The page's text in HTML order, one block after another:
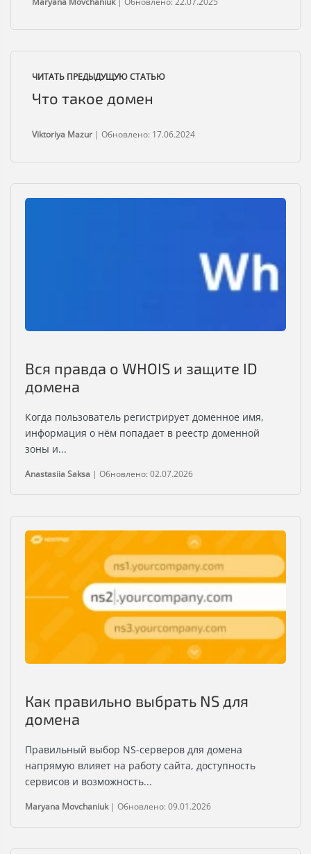
ЧИТАТЬ ПРЕДЫДУЩУЮ СТАТЬЮ
Что такое домен
Viktoriya Mazur | Обновлено: 17.06.2024
Вся правда о WHOIS и защите ID
домена
Когда пользователь регистрирует доменное имя,
информация о нём попадает в реестр доменной
зоны и...
Anastasiia Saksa | Обновлено: 02.07.2026
Как правильно выбрать NS для
домена
Правильный выбор NS-серверов для домена
напрямую влияет на работу сайта, доступность
сервисов и возможность...
Maryana Movchaniuk| Обновлено: 09.01.2026